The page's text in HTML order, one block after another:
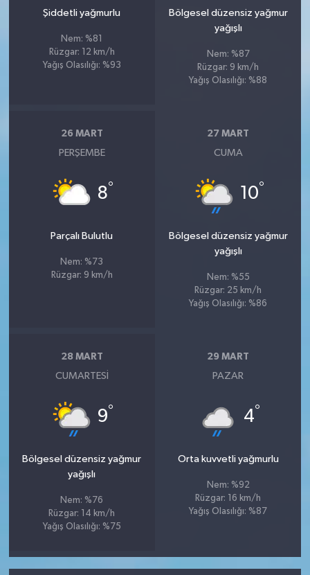
Şiddetli yağmurlu
Nem: %81
Rüzgar: 12 km/h
Yağış Olasılığı: %93
Bölgesel düzensiz yağmur
yağışlı
Nem: %87
Rüzgar: 9 km/h
Yağış Olasılığı: %88
26 MART
PERŞEMBE
8°
Parçalı Bulutlu
Nem: %73
Rüzgar: 9 km/h
27 MART
CUMA
10°
Bölgesel düzensiz yağmur
yağışlı
Nem: %55
Rüzgar: 25 km/h
Yağış Olasılığı: %86
28 MART
CUMARTESI
9°
Bölgesel düzensiz yağmur
yağışlı
Nem: %76
Rüzgar: 14 km/h
Yağış Olasılığı: %75
29 MART
PAZAR
4°
Orta kuvvetli yağmurlu
Nem: %92
Rüzgar: 16 km/h
Yağış Olasılığı: %87